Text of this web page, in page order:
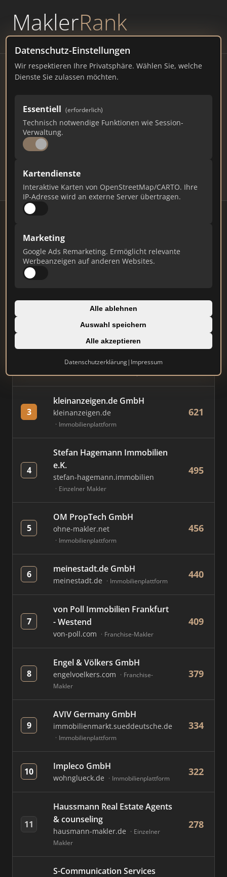
MaklerRank
powered byWAVEPOINT
Datenschutz-Einstellungen
Wir respektieren Ihre Privatsphäre. Wählen Sie, welche
Dienste Sie zulassen möchten.
Essentiell (erforderlich)
Technisch notwendige Funktionen wie Session-
Verwaltung.
Kartendienste
Interaktive Karten von OpenStreetMap/CARTO. Ihre
IP-Adresse wird an externe Server übertragen.
Marketing
Google Ads Remarketing. Ermöglicht relevante
Werbeanzeigen auf anderen Websites.
Alle ablehnen
Auswahl speichern
Alle akzeptieren
Datenschutzerklärung| Impressum
Immobilienmakler
Norderstedt – Ranking Juli
2026
SCHLESWIG-HOLSTEIN
79
Makler Makler-Keywords
Stand: Juli 2026
#
Immobilien Scout GmbH
immobilienscout24.de
AVIV Germany GmbH
3
kleinanzeigen.de GmbH
kleinanzeigen.de
Immobilienplattform
621
4
Stefan Hagemann Immobilien
e.K.
stefan-hagemann.immobilien
Einzelner Makler
495
5
OM PropTech GmbH
ohne-makler.net
Immobilienplattform
456
6 meinestadt.de GmbH
meinestadt.de Immobilienplattform
440
7
von Poll Immobilien Frankfurt
- Westend
von-poll.com Franchise-Makler
409
8
Engel & Völkers GmbH
engelvoelkers.com
Franchise-
Makler
379
9
AVIV Germany GmbH
immobilienmarkt.sueddeutsche.de
Immobilienplattform
334
10 Impleco GmbH
wohnglueck.de Immobilienplattform
322
11
Haussmann Real Estate Agents
& counseling
hausmann-makler.de
Einzelner
Makler
278
S-Communication Services